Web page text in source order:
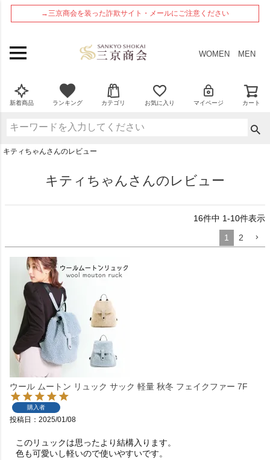
→三京商会を装った詐欺サイト・メールにご注意ください
WOMEN MEN
新着商品 ランキング カテゴリ お気に入り マイページ カート
キティちゃんさんのレビュー
キティちゃんさんのレビュー
16件中 1-10件表示
1
2
ウール ムートン リュック サック 軽量 秋冬 フェイクファー 7F
購入者
投稿日 2025/01/08
このリュックは思ったより結構入ります。
色も可愛いし軽いので使いやすいです。
ペー